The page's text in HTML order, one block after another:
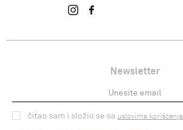
Newsletter
čitao sam i složio se sa uslovima korišćenja